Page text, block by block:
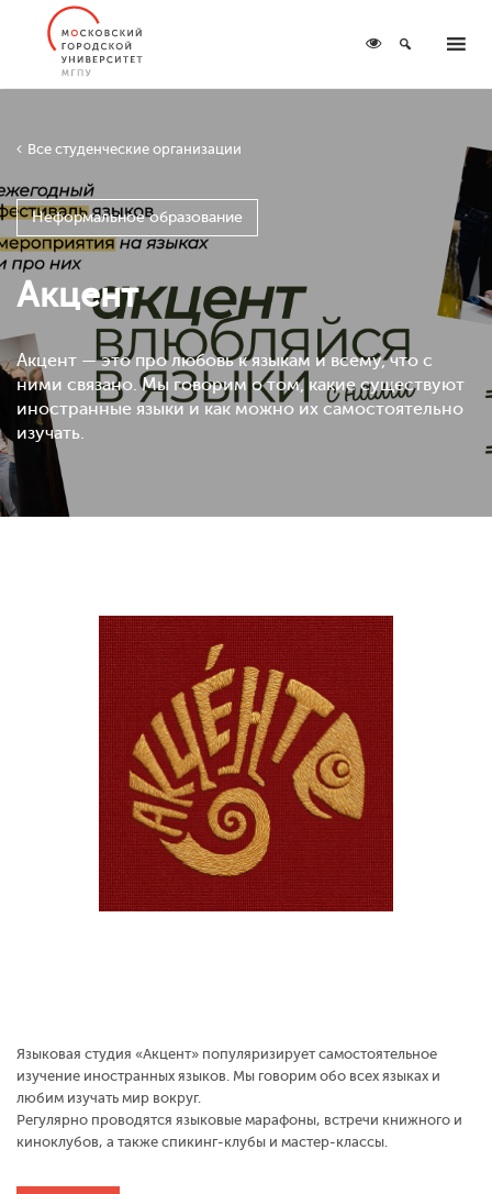
Все студенческие организации
Неформальное образование
Акцент
Акцент — это про любовь к языкам и всему, что с
ними связано. Мы говорим о том, какие существуют
иностранные языки и как можно их самостоятельно
изучать.
Языковая студия «Акцент» популяризирует самостоятельное
изучение иностранных языков. Мы говорим обо всех языках и
любим изучать мир вокруг.
Регулярно проводятся языковые марафоны, встречи книжного и
киноклубов, а также спикинг-клубы и мастер-классы.